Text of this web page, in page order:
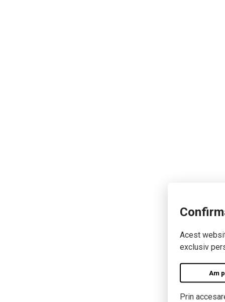
Acest
exclusiv
Am
Prin